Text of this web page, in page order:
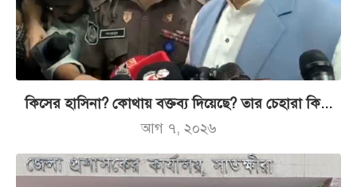
কিসের হাসিনা? কোথায় বক্তব্য দিয়েছে? তার চেহারা কি...
আগ ৭, ২০২৬